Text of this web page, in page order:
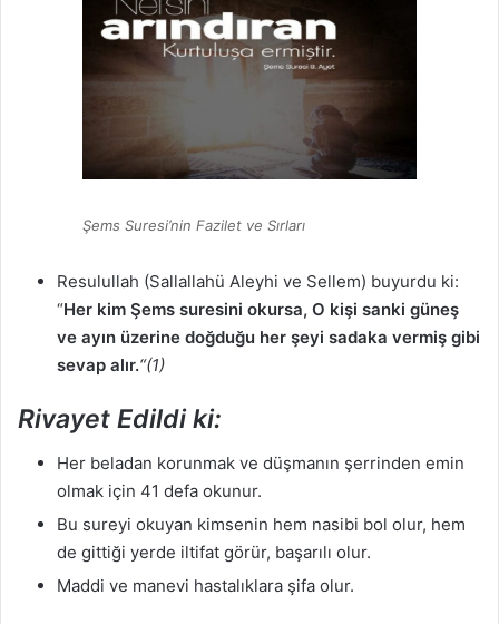
Şems Suresi’nin Fazilet ve Sırları
Resulullah (Sallallahü Aleyhi ve Sellem) buyurdu ki:
“Her kim Şems suresini okursa, O kişi sanki güneş
ve ayın üzerine doğduğu her şeyi sadaka vermiş gibi
sevap alır.“(1)
Rivayet Edildi ki:
Her beladan korunmak ve düşmanın şerrinden emin
olmak için 41 defa okunur.
Bu sureyi okuyan kimsenin hem nasibi bol olur, hem
de gittiği yerde iltifat görür, başarılı olur.
Maddi ve manevi hastalıklara şifa olur.